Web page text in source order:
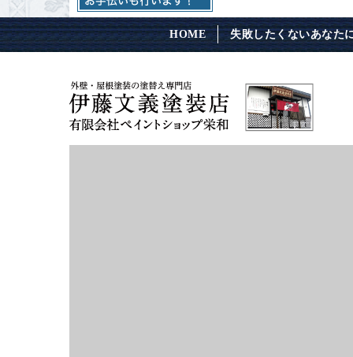
HOME 失敗したくないあなた